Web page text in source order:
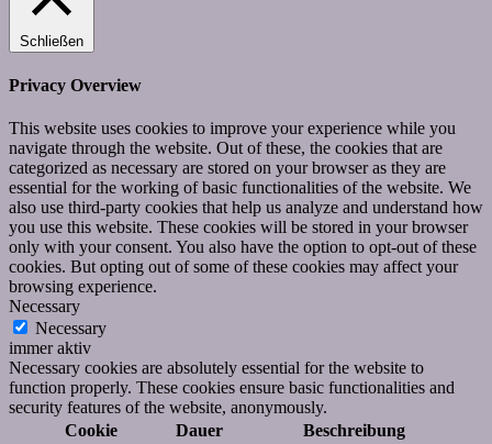
Schließen
Privacy Overview
This website uses cookies to improve your experience while you
navigate through the website. Out of these, the cookies that are
categorized as necessary are stored on your browser as they are
essential for the working of basic functionalities of the website. We
also use third-party cookies that help us analyze and understand how
you use this website. These cookies will be stored in your browser
only with your consent. You also have the option to opt-out of these
cookies. But opting out of some of these cookies may affect your
browsing experience.
Necessary
Necessary
immer aktiv
Necessary cookies are absolutely essential for the website to
function properly. These cookies ensure basic functionalities and
security features of the website, anonymously.
Cookie
Dauer Beschreibung